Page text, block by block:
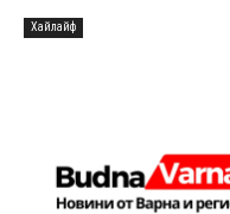
Хайлайф